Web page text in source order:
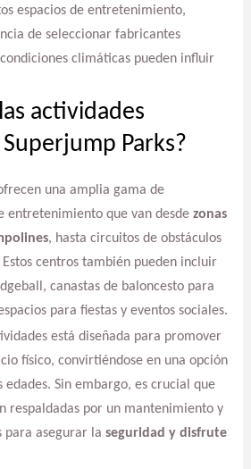
espacios de entretenimiento,
de seleccionar fabricantes
climáticas pueden influir
actividades
Parks?
una amplia gama de
entretenimiento que van desde zonas
, hasta circuitos de obstáculos
centros también pueden incluir
canastas de baloncesto para
para fiestas y eventos sociales.
está diseñada para promover
físico, convirtiéndose en una opción
edades. Sin embargo, es crucial que
respaldadas por un mantenimiento y
para asegurar la seguridad y disfrute